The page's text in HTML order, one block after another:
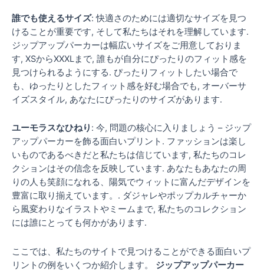
誰でも使えるサイズ: 快適さのためには適切なサイズを見つ
けることが重要です, そして私たちはそれを理解しています.
ジップアップパーカーは幅広いサイズをご用意しておりま
す, XSからXXXLまで, 誰もが自分にぴったりのフィット感を
見つけられるようにする. ぴったりフィットしたい場合で
も、ゆったりとしたフィット感を好む場合でも, オーバーサ
イズスタイル, あなたにぴったりのサイズがあります.
ユーモラスなひねり : 今, 問題の核心に入りましょう – ジップ
アップパーカーを飾る面白いプリント. ファッションは楽し
いものであるべきだと私たちは信じています, 私たちのコレ
クションはその信念を反映しています. あなたもあなたの周
りの人も笑顔になれる、陽気でウィットに富んだデザインを
豊富に取り揃えています。. ダジャレやポップカルチャーか
ら風変わりなイラストやミームまで, 私たちのコレクション
には誰にとっても何かがあります.
ここでは、私たちのサイトで見つけることができる面白いプ
リントの例をいくつか紹介します。 ジップアップパーカー